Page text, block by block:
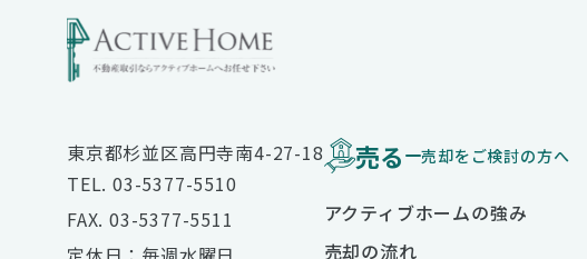
東京都杉並区高円寺南4-27-18
TEL. 03-5377-5510
FAX. 03-5377-5511
売る 売却をご検討の方へ
アクティブホームの強み
売却の流れ